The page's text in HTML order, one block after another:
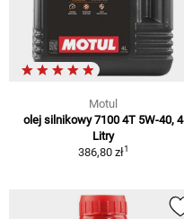
Motul
olej silnikowy 7100 4T 5W-40, 4
Litry
386,80 zł1